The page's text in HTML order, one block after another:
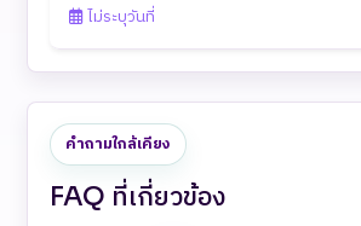
ไม่ระบุวันที่
คำถามใกล้เคียง
FAQ ที่เกี่ยวข้อง